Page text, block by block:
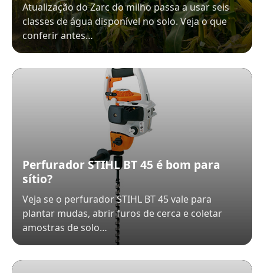
Atualização do Zarc do milho passa a usar seis
classes de água disponível no solo. Veja o que
conferir antes…
Perfurador STIHL BT 45 é bom para
sítio?
Veja se o perfurador STIHL BT 45 vale para
plantar mudas, abrir furos de cerca e coletar
amostras de solo…